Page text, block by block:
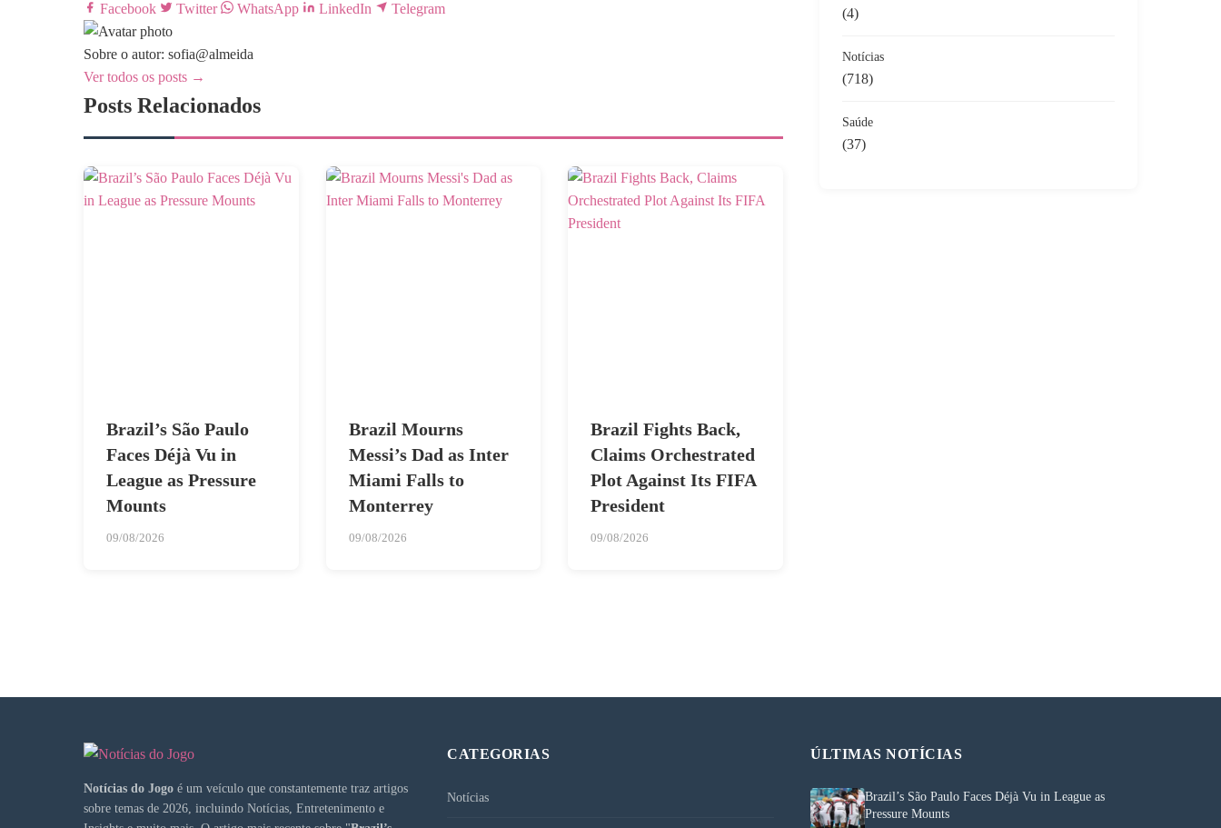
Facebook
Twitter WhatsApp LinkedIn Telegram
Sobre o autor: sofia@almeida
Ver todos os posts →
Posts Relacionados
Brazil’s São Paulo
Faces Déjà Vu in
League as Pressure
Mounts
09/08/2026
Brazil Mourns
Messi’s Dad as Inter
Miami Falls to
Monterrey
09/08/2026
Brazil Fights Back,
Claims Orchestrated
Plot Against Its FIFA
President
09/08/2026
(4)
Notícias
(718)
Saúde
(37)
Notícias do Jogo é um veículo que constantemente traz artigos
sobre temas de 2026, incluindo Notícias, Entretenimento e
CATEGORIAS
Notícias
ÚLTIMAS NOTÍCIAS
Brazil’s São Paulo Faces Déjà Vu in League as
Pressure Mounts